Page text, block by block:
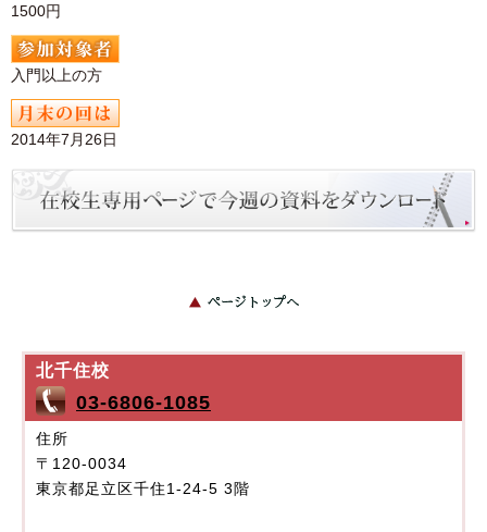
1500円
入門以上の方
2014年7月26日
北千住校
03-6806-1085
住所
〒120-0034
東京都足立区千住1-24-5 3階